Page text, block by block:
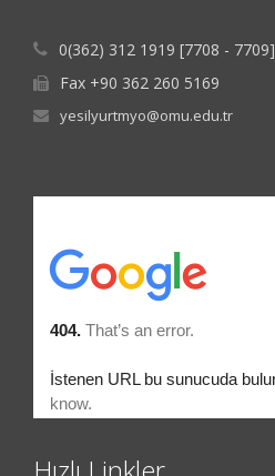
0(362) 312 1919 [7708 - 7709]
Fax +90 362 260 5169
yesilyurtmyo@omu.edu.tr